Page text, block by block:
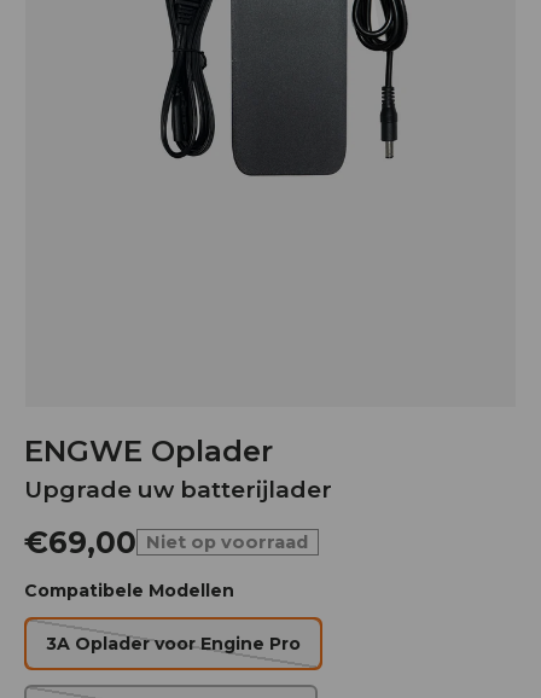
ENGWE Oplader
Upgrade uw batterijlader
€69,00 Niet op voorraad
Compatibele Modellen
3A Oplader voor Engine Pro